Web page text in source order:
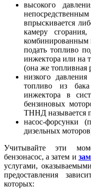
высокого
впрыскивается
камеру
комбинированным
подать топливо
инжектора или на
(она же топливная
низкого
топливо из
инжектора в
бензиновых
ТННД называется
насос-форсунки
дизельных
Учитывайте эти
бензонасос, а затем и
услугами,
предоставления
которых: